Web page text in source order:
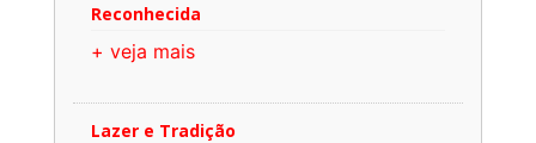
Reconhecida
+ veja mais
Lazer e Tradição